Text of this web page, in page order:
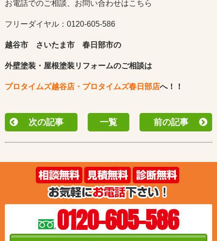
お電話でのご相談、お問い合わせはこちら
フリーダイヤル：0120-605-586
越谷市 さいたま市 春日部市の
外壁塗装・屋根塗装リフォームのご相談は
プロタイムズ越谷店・プロタイムズ春日部店へ！！
次の記事 一覧 前の記事
0120-605-586